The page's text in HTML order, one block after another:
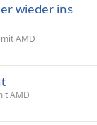
wieder ins
AMD
AMD